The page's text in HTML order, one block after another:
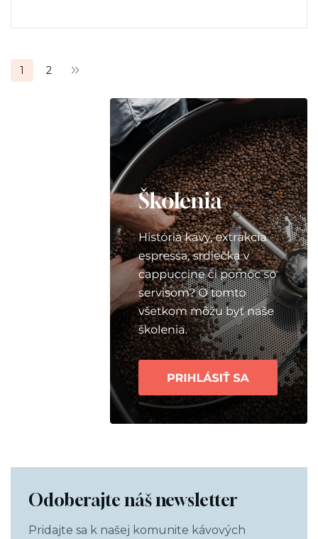
Stránkovanie
príspevkov
1 2
Odoberajte náš newsletter
Pridajte sa k našej komunite kávových